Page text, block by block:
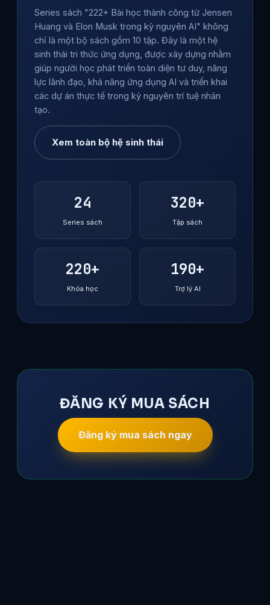
Series sách "222+ Bài học thành công từ Jensen
Huang và Elon Musk trong kỷ nguyên AI" không
chỉ là một bộ sách gồm 10 tập. Đây là một hệ
sinh thái tri thức ứng dụng, được xây dựng nhằm
giúp người học phát triển toàn diện tư duy, năng
lực lãnh đạo, khả năng ứng dụng AI và triển khai
các dự án thực tế trong kỷ nguyên trí tuệ nhân
tạo.
Xem toàn bộ hệ sinh thái
24
Series sách
320+
Tập sách
220+
Khóa học
190+
Trợ lý AI
ĐĂNG KÝ MUA SÁCH
Đăng ký mua sách ngay